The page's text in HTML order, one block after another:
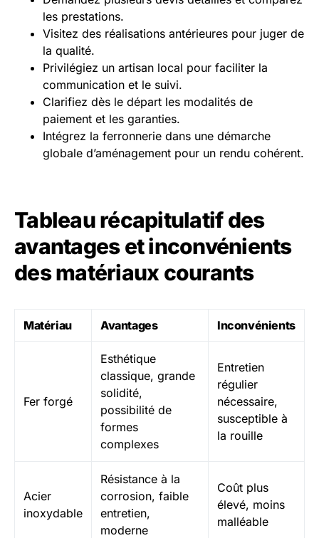
les prestations.
Visitez des réalisations antérieures pour juger de
la qualité.
Privilégiez un artisan local pour faciliter la
communication et le suivi.
Clarifiez dès le départ les modalités de
paiement et les garanties.
Intégrez la ferronnerie dans une démarche
globale d’aménagement pour un rendu cohérent.
Tableau récapitulatif des
avantages et inconvénients
des matériaux courants
Matériau Avantages Inconvénients
Fer forgé
Esthétique
classique, grande
solidité,
possibilité de
formes
complexes
Entretien
régulier
nécessaire,
susceptible à
la rouille
Acier
inoxydable
Résistance à la
corrosion, faible
entretien,
moderne
Coût plus
élevé, moins
malléable